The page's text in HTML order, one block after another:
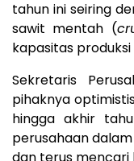
tahun ini seiring
sawit mentah (
kapasitas
Sekretaris
pihaknya
hingga akhir
perusahaan